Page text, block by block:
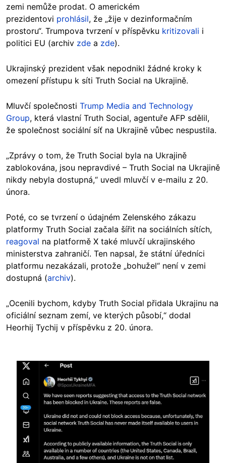
zemi nemůže prodat. O americkém
prezidentovi prohlásil, že „žije v dezinformačním
prostoru“. Trumpova tvrzení v příspěvku kritizovali i
politici EU (archiv zde a zde).
Ukrajinský prezident však nepodnikl žádné kroky k
omezení přístupu k síti Truth Social na Ukrajině.
Mluvčí společnosti Trump Media and Technology
Group, která vlastní Truth Social, agentuře AFP sdělil,
že společnost sociální síť na Ukrajině vůbec nespustila.
„Zprávy o tom, že Truth Social byla na Ukrajině
zablokována, jsou nepravdivé – Truth Social na Ukrajině
nikdy nebyla dostupná,“ uvedl mluvčí v e-mailu z 20.
února.
Poté, co se tvrzení o údajném Zelenského zákazu
platformy Truth Social začala šířit na sociálních sítích,
reagoval na platformě X také mluvčí ukrajinského
ministerstva zahraničí. Ten napsal, že státní úředníci
platformu nezakázali, protože „bohužel“ není v zemi
dostupná (archiv).
„Ocenili bychom, kdyby Truth Social přidala Ukrajinu na
oficiální seznam zemí, ve kterých působí,“ dodal
Heorhij Tychij v příspěvku z 20. února.
Image